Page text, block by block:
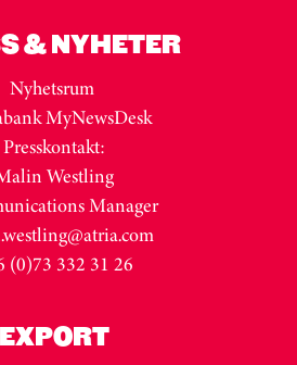
& NYHETER
Nyhetsrum
MyNewsDesk
Presskontakt:
Westling
Manager
(0)73 332 31 26
EXPORT